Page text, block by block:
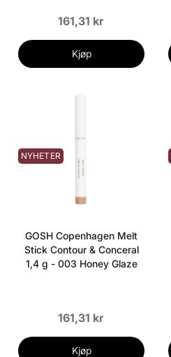
161,31 kr
Kjøp
NYHETER
GOSH Copenhagen Melt
Stick Contour & Conceral
1,4 g - 003 Honey Glaze
161,31 kr
Kjøp